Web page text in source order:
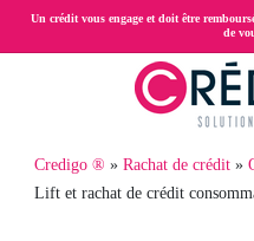
Aller
Un crédit vous engage et doit être
de
Fil
d'Ariane
Credigo ® Rachat de crédit
Lift et rachat de crédit
Menu
mobileRachat